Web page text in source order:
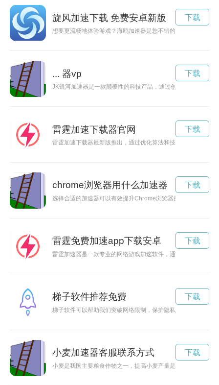
旋风加速下载 免费安卓新版
想要更流畅地体验游戏？海鸥加速器是您不错的选择！现在可
下载
... 器vp
JK银河加速器是一款颠覆性的科技产品，通过创新技术提升计
下载
雷霆加速下载器官网
雷霆加速下载器最新版推出，通过优化算法和技术，让用户能
下载
chrome浏览器用什么加速器
选择合适的加速器可以有效提升Chrome浏览器的网络速度和性
下载
雷霆免费加速app下载安卓
雷霆加速器是一款专业的网络游戏加速软件，通过优化网络连
下载
梯子软件推荐免费
梯子软件可以帮助我们突破网络限制，保护隐私信息，提高网
下载
小麦加速器客服联系方式
小麦是我国主要粮食作物之一，提高小麦产量是农业发展的重
下载